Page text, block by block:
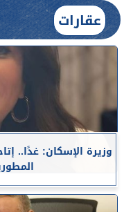
عقارات
وزيرة الإسكان: غدًا..